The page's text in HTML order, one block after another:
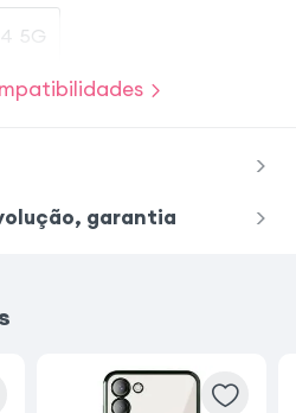
5G
5G
Galaxy A25 5G
garantia